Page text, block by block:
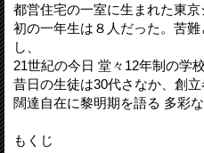
都営住宅の一室に生まれた東
初の一年生は８人だった。苦
し、
21世紀の今日 堂々12年制の学
昔日の生徒は30代さなか、創立
闊達自在に黎明期を語る 多彩な
もくじ